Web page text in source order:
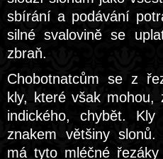
sbírání a podávání
silné svalovině se
zbraň.
Chobotnatcům se z
kly, které však mohou,
indického, chybět. Kly
znakem většiny
má tyto mléčné